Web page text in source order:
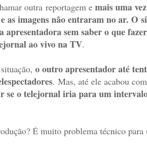
outra reportagem e mais uma
as imagens não entraram no ar. O
apresentadora sem saber o que
ao vivo na TV.
o outro apresentador até
. Mas, até ele acabou
se o telejornal iria para um
É muito problema técnico